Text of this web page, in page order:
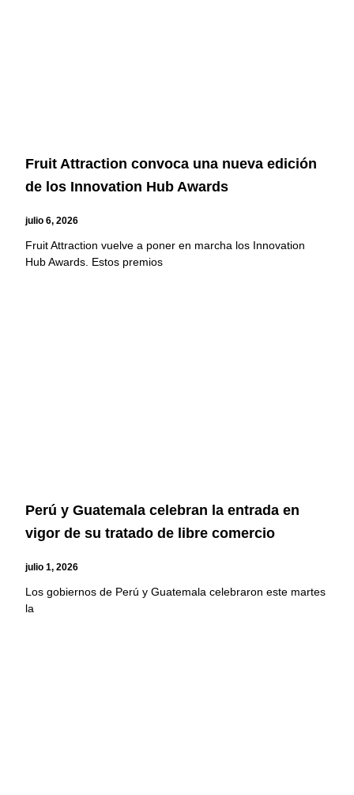
Fruit Attraction convoca una nueva edición
de los Innovation Hub Awards
julio 6, 2026
Fruit Attraction vuelve a poner en marcha los Innovation
Hub Awards. Estos premios
Perú y Guatemala celebran la entrada en
vigor de su tratado de libre comercio
julio 1, 2026
Los gobiernos de Perú y Guatemala celebraron este martes
la